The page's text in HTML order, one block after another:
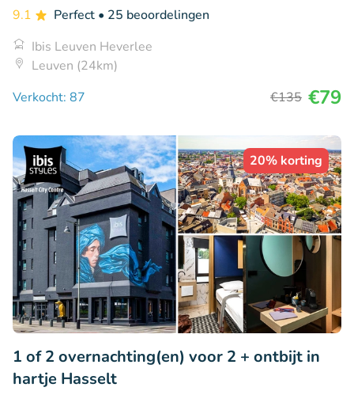
9.1 Perfect • 25 beoordelingen
Ibis Leuven Heverlee
Leuven (24km)
Verkocht: 87
€135 €79
20% korting
1 of 2 overnachting(en) voor 2 + ontbijt in
hartje Hasselt